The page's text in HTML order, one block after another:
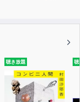
聴き放題 聴